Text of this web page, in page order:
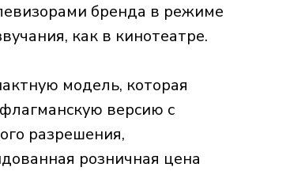
бренда в режиме
как в кинотеатре.
модель, которая
версию с
разрешения,
розничная цена